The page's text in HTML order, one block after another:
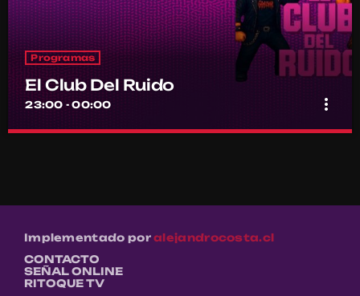
Programas
El Club Del Ruido
23:00 - 00:00 more_vert
Aquí el metal se siente en los huesos y se vive sin concesiones
Implementado poralejandrocosta.cl
CONTACTO
SEÑAL ONLINE
RITOQUE TV